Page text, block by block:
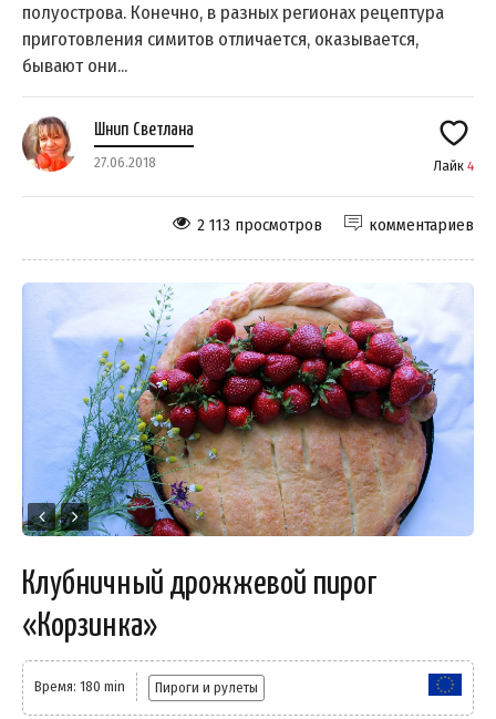
полуострова. Конечно, в разных регионах рецептура
приготовления симитов отличается, оказывается,
бывают они...
Шнип Светлана
27.06.2018 Лайк 4
комментариев
2 113 просмотров
Клубничный дрожжевой пирог
«Корзинка»
Время: 180 min Пироги и рулеты